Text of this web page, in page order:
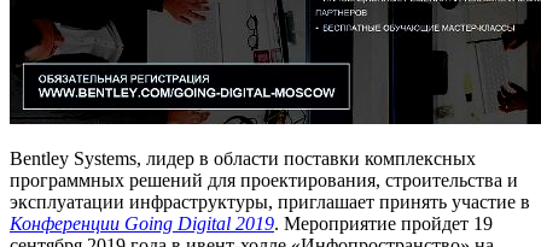
Bentley Systems, лидер в области поставки комплексных
программных решений для проектирования, строительства и
эксплуатации инфраструктуры, приглашает принять участие в
Конференции Going Digital 2019. Мероприятие пройдет 19